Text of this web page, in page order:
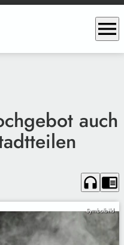
menu
auch
headphones chrome_reader_mode
Symbolbild